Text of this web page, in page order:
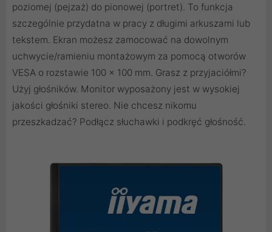
poziomej (pejzaż) do pionowej (portret). To funkcja
szczególnie przydatna w pracy z długimi arkuszami lub
tekstem. Ekran możesz zamocować na dowolnym
uchwycie/ramieniu montażowym za pomocą otworów
VESA o rozstawie 100 x 100 mm. Grasz z przyjaciółmi?
Użyj głośników. Monitor wyposażony jest w wysokiej
jakości głośniki stereo. Nie chcesz nikomu
przeszkadzać? Podłącz słuchawki i podkręć głośność.